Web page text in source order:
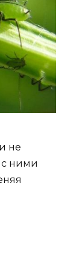
не
с ними